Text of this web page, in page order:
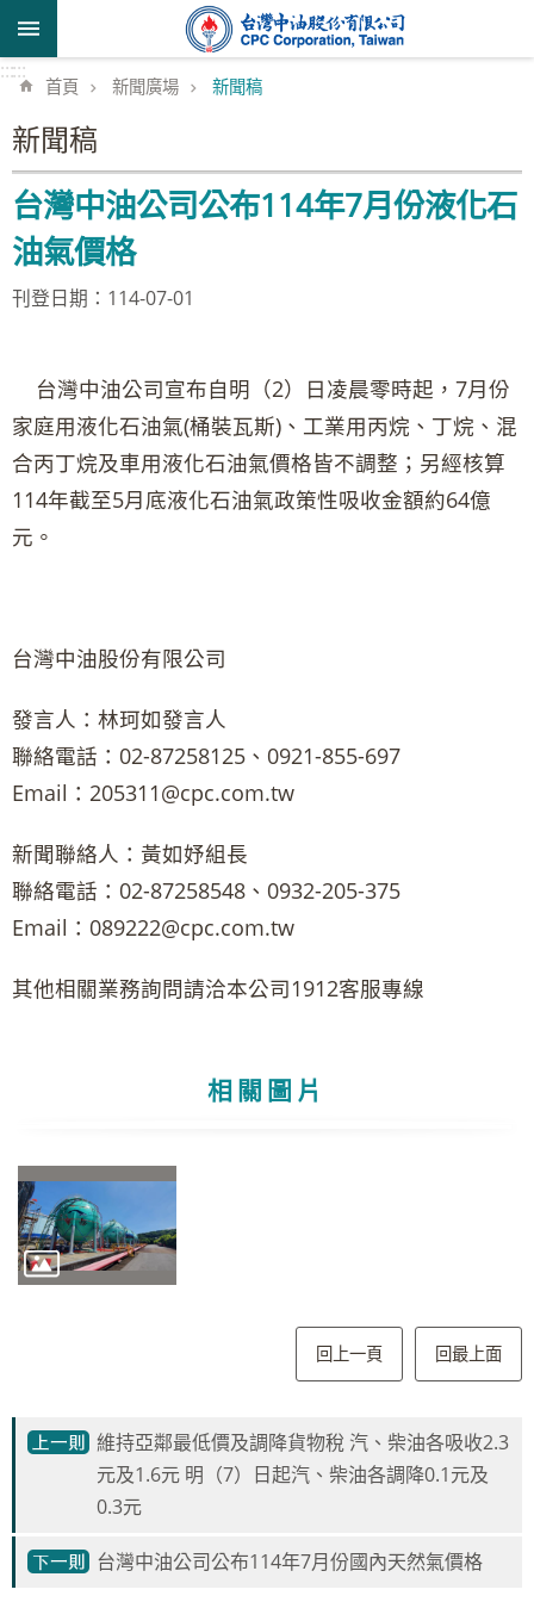
跳到主要內容區塊
::::::
首頁 新聞廣場 新聞稿
新聞稿
台灣中油公司公布114年7月份液化石
油氣價格
刊登日期：114-07-01
台灣中油公司宣布自明（2）日凌晨零時起，7月份
家庭用液化石油氣(桶裝瓦斯)、工業用丙烷、丁烷、混
合丙丁烷及車用液化石油氣價格皆不調整；另經核算
114年截至5月底液化石油氣政策性吸收金額約64億
元。
台灣中油股份有限公司
發言人：林珂如發言人
聯絡電話：02-87258125、0921-855-697
Email：205311@cpc.com.tw
新聞聯絡人：黃如妤組長
聯絡電話：02-87258548、0932-205-375
Email：089222@cpc.com.tw
其他相關業務詢問請洽本公司1912客服專線
相關圖片
回上一頁 回最上面
維持亞鄰最低價及調降貨物稅 汽、柴油各吸收2.3
元及1.6元 明（7）日起汽、柴油各調降0.1元及
0.3元
台灣中油公司公布114年7月份國內天然氣價格